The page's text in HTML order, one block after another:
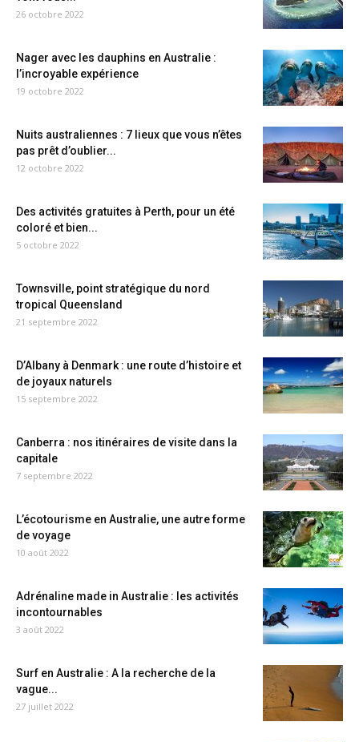
26 octobre 2022
Nager avec les dauphins en Australie :
l’incroyable expérience
19 octobre 2022
Nuits australiennes : 7 lieux que vous n’êtes
pas prêt d’oublier...
12 octobre 2022
Des activités gratuites à Perth, pour un été
coloré et bien...
5 octobre 2022
Townsville, point stratégique du nord
tropical Queensland
21 septembre 2022
D’Albany à Denmark : une route d’histoire et
de joyaux naturels
15 septembre 2022
Canberra : nos itinéraires de visite dans la
capitale
7 septembre 2022
L’écotourisme en Australie, une autre forme
de voyage
10 août 2022
Adrénaline made in Australie : les activités
incontournables
3 août 2022
Surf en Australie : A la recherche de la
vague...
27 juillet 2022